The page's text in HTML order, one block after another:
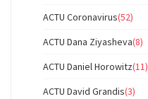
ACTU Coronavirus(52)
ACTU Dana Ziyasheva(8)
ACTU Daniel Horowitz(11)
ACTU David Grandis(3)